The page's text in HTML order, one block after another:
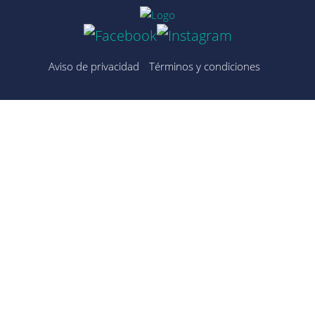
Aviso de privacidad Términos y condiciones